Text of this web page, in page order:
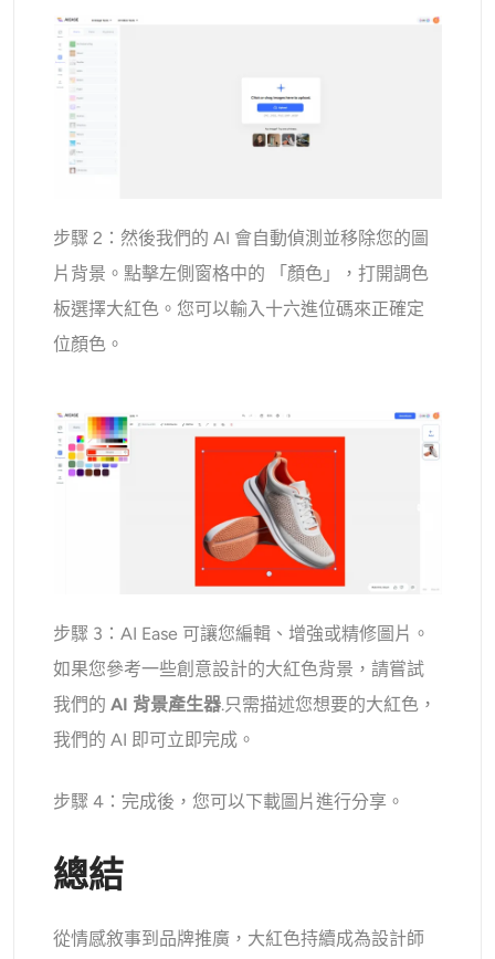
步驟 2：然後我們的 AI 會自動偵測並移除您的圖
片背景。點擊左側窗格中的 「顏色」，打開調色
板選擇大紅色。您可以輸入十六進位碼來正確定
位顏色。
步驟 3：AI Ease 可讓您編輯、增強或精修圖片。
如果您參考一些創意設計的大紅色背景，請嘗試
我們的AI 背景產生器.只需描述您想要的大紅色，
我們的 AI 即可立即完成。
步驟 4：完成後，您可以下載圖片進行分享。
總結
從情感敘事到品牌推廣，大紅色持續成為設計師